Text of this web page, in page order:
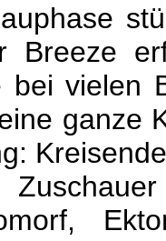
Breeze
bei vielen
ganze